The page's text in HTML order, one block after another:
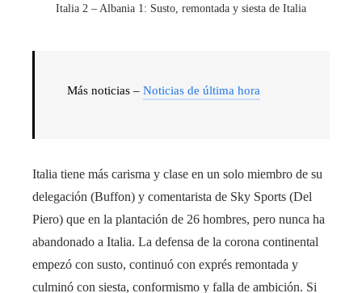
Italia 2 – Albania 1: Susto, remontada y siesta de Italia
Más noticias – Noticias de última hora
Italia tiene más carisma y clase en un solo miembro de su
delegación (Buffon) y comentarista de Sky Sports (Del
Piero) que en la plantación de 26 hombres, pero nunca ha
abandonado a Italia. La defensa de la corona continental
empezó con susto, continuó con exprés remontada y
culminó con siesta, conformismo y falla de ambición. Si